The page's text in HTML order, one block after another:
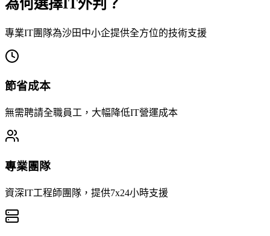
為何選擇IT外判？
專業IT團隊為沙田中小企提供全方位的技術支援
節省成本
無需聘請全職員工，大幅降低IT營運成本
專業團隊
資深IT工程師團隊，提供7x24小時支援